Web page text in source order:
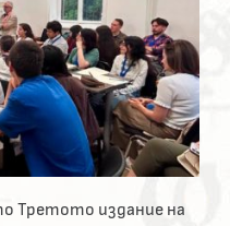
Третото издание на